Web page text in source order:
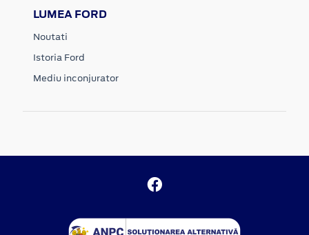
LUMEA FORD
Noutati
Istoria Ford
Mediu inconjurator